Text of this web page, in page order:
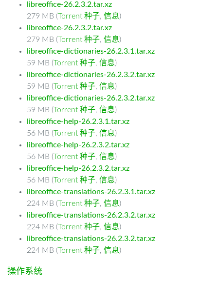
libreoffice-26.2.3.2.tar.xz
279 MB (Torrent 种子, 信息)
libreoffice-26.2.3.2.tar.xz
279 MB (Torrent 种子, 信息)
libreoffice-dictionaries-26.2.3.1.tar.xz
59 MB (Torrent 种子, 信息)
libreoffice-dictionaries-26.2.3.2.tar.xz
59 MB (Torrent 种子, 信息)
libreoffice-dictionaries-26.2.3.2.tar.xz
59 MB (Torrent 种子, 信息)
libreoffice-help-26.2.3.1.tar.xz
56 MB (Torrent 种子, 信息)
libreoffice-help-26.2.3.2.tar.xz
56 MB (Torrent 种子, 信息)
libreoffice-help-26.2.3.2.tar.xz
56 MB (Torrent 种子, 信息)
libreoffice-translations-26.2.3.1.tar.xz
224 MB (Torrent 种子, 信息)
libreoffice-translations-26.2.3.2.tar.xz
224 MB (Torrent 种子, 信息)
libreoffice-translations-26.2.3.2.tar.xz
224 MB (Torrent 种子, 信息)
操作系统